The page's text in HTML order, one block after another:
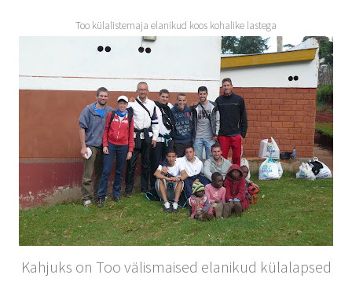
Too külalistemaja elanikud koos kohalike lastega
Kahjuks on Too välismaised elanikud külalapsed